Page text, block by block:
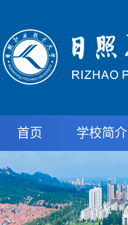
首页 学校简介